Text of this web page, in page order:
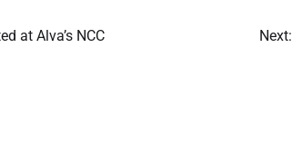
at Alva’s NCC
Next: